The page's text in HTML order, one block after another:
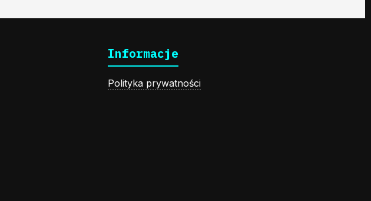
Informacje
Polityka prywatności